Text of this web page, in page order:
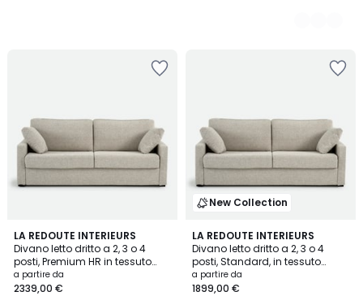
LA REDOUTE INTERIEURS
Divano letto dritto a 2, 3 o 4
posti, Premium HR in tessuto
screziato TIMOR
a partire da
2339,00 €
New Collection
LA REDOUTE INTERIEURS
Divano letto dritto a 2, 3 o 4
posti, Standard, in tessuto
screziato, TIMOR
a partire da
1899,00 €